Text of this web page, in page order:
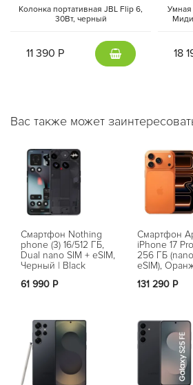
Колонка портативная JBL Flip 6,
30Вт, черный
11 390 Р
Умная
18
Вас также может
Смартфон Nothing
phone (3) 16/512 ГБ,
Dual nano SIM + eSIM,
Черный | Black
61 990 Р
Смартфон
iPhone 17
256 ГБ
eSIM),
131 290 Р